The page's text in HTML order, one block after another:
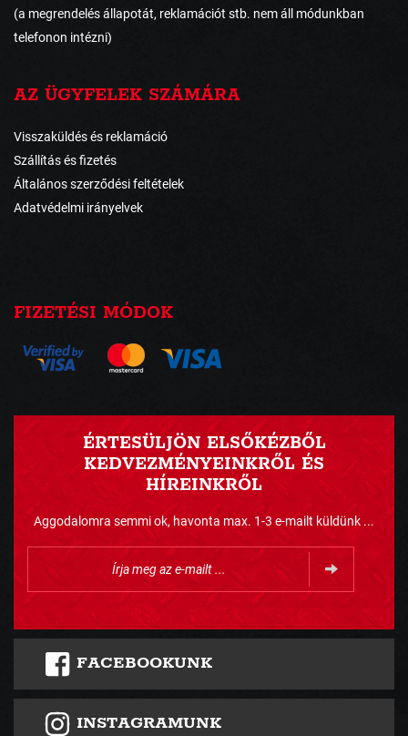
(a megrendelés állapotát, reklamációt stb. nem áll módunkban
telefonon intézni)
AZ ÜGYFELEK SZÁMÁRA
Visszaküldés és reklamáció
Szállítás és fizetés
Általános szerződési feltételek
Adatvédelmi irányelvek
FIZETÉSI MÓDOK
ÉRTESÜLJÖN ELSŐKÉZBŐL
KEDVEZMÉNYEINKRŐL ÉS
HÍREINKRŐL
Aggodalomra semmi ok, havonta max. 1-3 e-mailt küldünk ...
FACEBOOKUNK
INSTAGRAMUNK